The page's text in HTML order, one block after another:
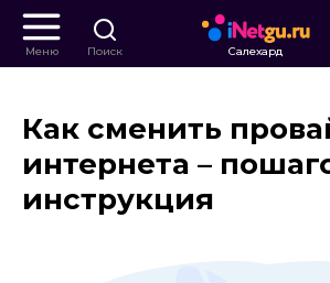
Меню Поиск Салехард
Как сменить
интернета –
инструкция